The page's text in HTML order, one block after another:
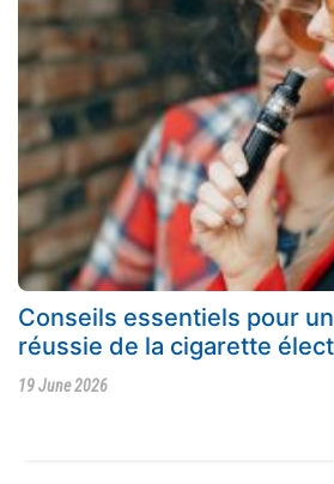
Conseils essentiels pour
réussie de la cigarette
19 June 2026